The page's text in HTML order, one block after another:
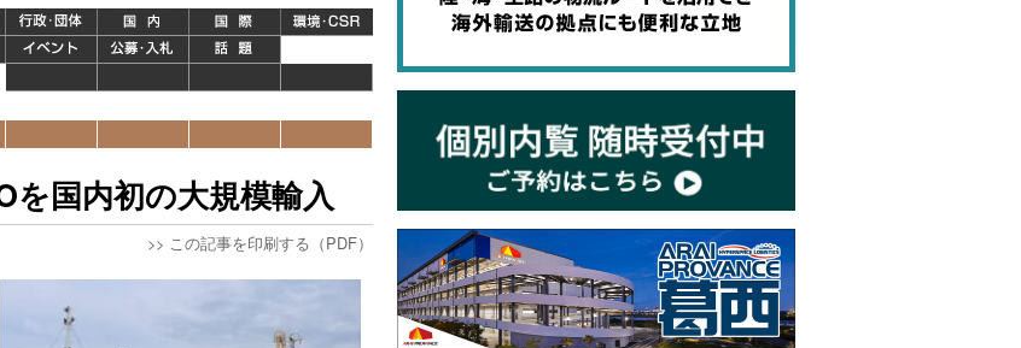
を国内初の大規模輸入
>> この記事を印刷する（PDF）